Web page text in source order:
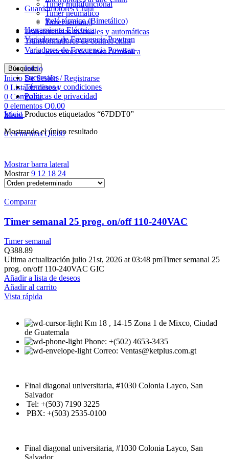
Timer multifuncional
Timer neumático
Timer semanal
Transferencias manuales y automáticas
Transformadores de control chint
Variadores de Frecuencia Powtran
Búsqueda
Inicio De Sesión / Registrarse
0 Lista de deseos
0 Comparar
0 elementos Q0.00
Menú
0elementos Q0.00
Guardamotores Chint
Relé térmico (Bimetálico)
Herramienta Eléctrica
Variadores de Frecuencia Powtran
Reactores de Linea Armónica
Inicio
Sucursales
Términos y condiciones
Políticas de privacidad
Inicio Productos etiquetados “67DDT0”
Mostrando el único resultado
Mostrar barra lateral
Mostrar9 12 18 24
Comparar
Timer semanal 25 prog. on/off 110-240VAC
Timer semanal
Q388.89
Ultima actualización julio 21st, 2026 at 03:48 pmTimer semanal 25
prog. on/off 110-240VAC GIC
Añadir a lista de deseos
Añadir al carrito
Vista rápida
Km 18 , 14-15 Zona 1 de Mixco, Ciudad
de Guatemala
Phone: +(502) 4653-3435
Correo: Ventas@ketplus.com.gt
Final diagonal universitaria, #1030 Colonia Layco, San
Salvador
Tel: +(503) 7190 3225
PBX: +(503) 2535-0100
Final diagonal universitaria, #1030 Colonia Layco, San